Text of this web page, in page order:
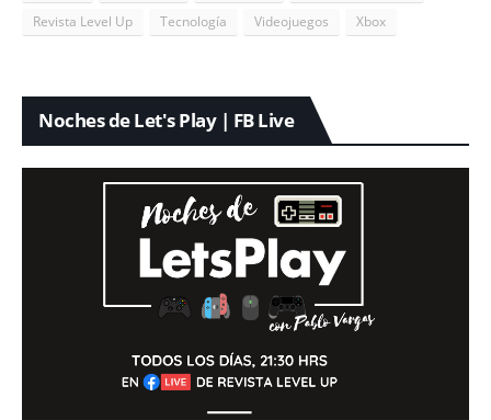
Revista Level Up
Tecnología Videojuegos Xbox
Noches de Let's Play | FB Live